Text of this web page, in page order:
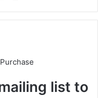
list to